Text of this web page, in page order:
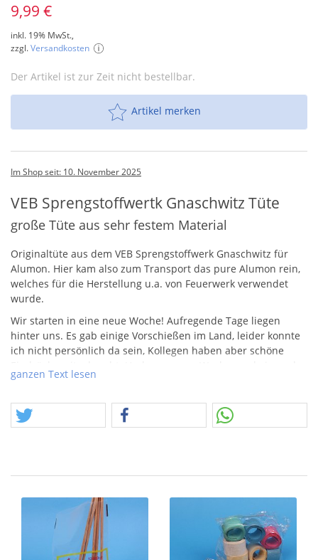
9,99 €
inkl. 19% MwSt.,
zzgl.Versandkosten
Der Artikel ist zur Zeit nicht bestellbar.
Artikel merken
Im Shop seit: 10. November 2025
VEB Sprengstoffwertk Gnaschwitz Tüte
große Tüte aus sehr festem Material
Originaltüte aus dem VEB Sprengstoffwerk Gnaschwitz für
Alumon. Hier kam also zum Transport das pure Alumon rein,
welches für die Herstellung u.a. von Feuerwerk verwendet
wurde.
Wir starten in eine neue Woche! Aufregende Tage liegen
hinter uns. Es gab einige Vorschießen im Land, leider konnte
ich nicht persönlich da sein, Kollegen haben aber schöne
genug anders los… Da mussten wir uns verteilen. Während
Abbruch folgen und deshalb müssen neue Artikel folgen!
ganzen Text lesen